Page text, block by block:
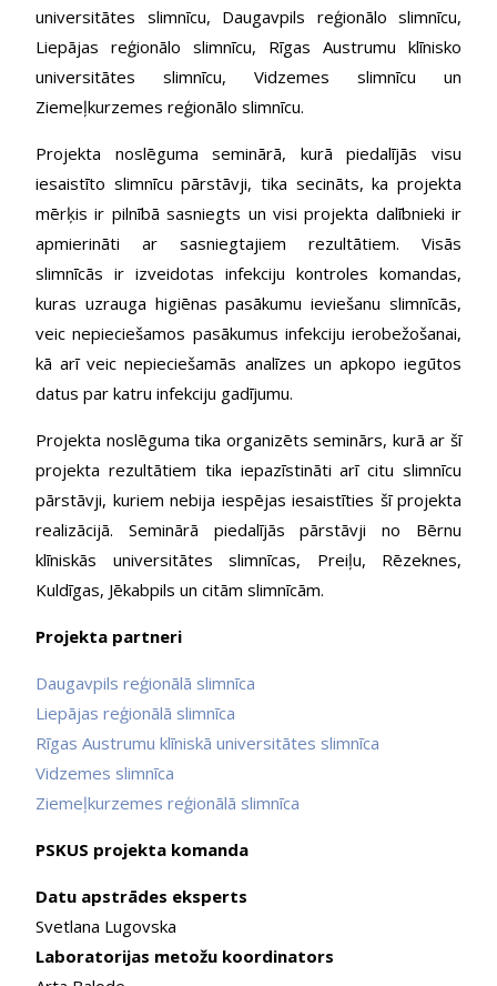
universitātes slimnīcu, Daugavpils reģionālo slimnīcu,
Liepājas reģionālo slimnīcu, Rīgas Austrumu klīnisko
universitātes slimnīcu, Vidzemes slimnīcu un
Ziemeļkurzemes reģionālo slimnīcu.
Projekta noslēguma seminārā, kurā piedalījās visu
iesaistīto slimnīcu pārstāvji, tika secināts, ka projekta
mērķis ir pilnībā sasniegts un visi projekta dalībnieki ir
apmierināti ar sasniegtajiem rezultātiem. Visās
slimnīcās ir izveidotas infekciju kontroles komandas,
kuras uzrauga higiēnas pasākumu ieviešanu slimnīcās,
veic nepieciešamos pasākumus infekciju ierobežošanai,
kā arī veic nepieciešamās analīzes un apkopo iegūtos
datus par katru infekciju gadījumu.
Projekta noslēguma tika organizēts seminārs, kurā ar šī
projekta rezultātiem tika iepazīstināti arī citu slimnīcu
pārstāvji, kuriem nebija iespējas iesaistīties šī projekta
realizācijā. Seminārā piedalījās pārstāvji no Bērnu
klīniskās universitātes slimnīcas, Preiļu, Rēzeknes,
Kuldīgas, Jēkabpils un citām slimnīcām.
Projekta partneri
Daugavpils reģionālā slimnīca
Liepājas reģionālā slimnīca
Rīgas Austrumu klīniskā universitātes slimnīca
Vidzemes slimnīca
Ziemeļkurzemes reģionālā slimnīca
PSKUS projekta komanda
Datu apstrādes eksperts
Svetlana Lugovska
Laboratorijas metožu koordinators